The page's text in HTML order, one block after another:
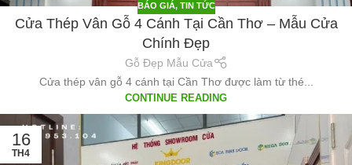
BÁO GIÁ, TIN TỨC
Cửa Thép Vân Gỗ 4 Cánh Tại Cần Thơ – Mẫu Cửa
Chính Đẹp
Gỗ Đẹp Mẫu Cửa
Cửa thép vân gỗ 4 cánh tại Cần Thơ được làm từ thé...
CONTINUE READING
16
TH4